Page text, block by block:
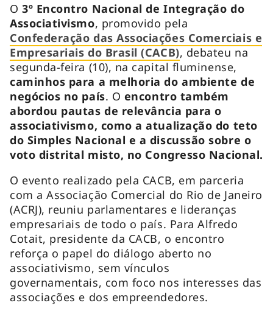
O3º Encontro Nacional de Integração do
Associativismo, promovido pela
Confederação das Associações Comerciais e
Empresariais do Brasil (CACB), debateu na
segunda-feira (10), na capital fluminense,
caminhos para a melhoria do ambiente de
negócios no país. O encontro também
abordou pautas de relevância para o
associativismo, como a atualização do teto
do Simples Nacional e a discussão sobre o
voto distrital misto, no Congresso Nacional.
O evento realizado pela CACB, em parceria
com a Associação Comercial do Rio de Janeiro
(ACRJ), reuniu parlamentares e lideranças
empresariais de todo o país. Para Alfredo
Cotait, presidente da CACB, o encontro
reforça o papel do diálogo aberto no
associativismo, sem vínculos
governamentais, com foco nos interesses das
associações e dos empreendedores.